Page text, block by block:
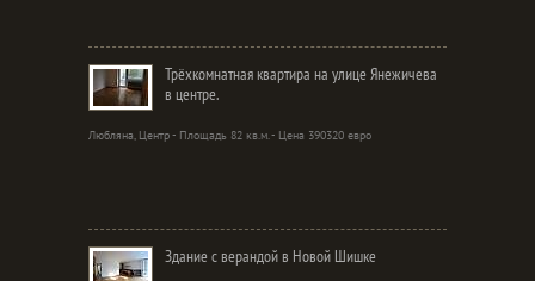
Трёхкомнатная квартира на улице Янежичева
в центре.
Любляна, Центр - Площадь 82 кв.м. - Цена 390320 евро
Здание с верандой в Новой Шишке